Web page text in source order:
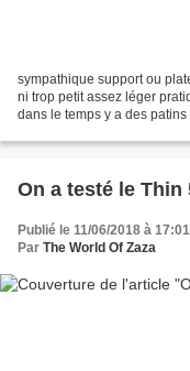
sympathique support ou
ni trop petit assez léger
dans le temps y a des
On a testé le Thin
Publié le 11/06/2018 à 17:01
Par The World Of Zaza